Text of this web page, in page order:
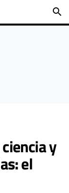
search
y
el